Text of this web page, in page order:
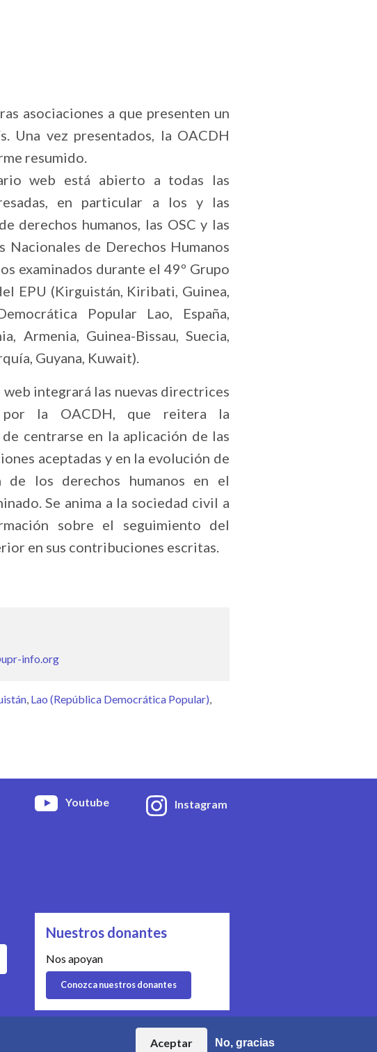
asociaciones a que presenten un
Una vez presentados, la OACDH
resumido.
web está abierto a todas las
en particular a los y las
derechos humanos, las OSC y las
Nacionales de Derechos Humanos
examinados durante el 49º Grupo
EPU (Kirguistán, Kiribati, Guinea,
Popular Lao, España,
Armenia, Guinea-Bissau, Suecia,
Guyana, Kuwait).
web integrará las nuevas directrices
por la OACDH, que reitera la
centrarse en la aplicación de las
aceptadas y en la evolución de
de los derechos humanos en el
Se anima a la sociedad civil a
sobre el seguimiento del
en sus contribuciones escritas.
info.org
Lao (República Democrática Popular)
Youtube Instagram
Nuestros donantes
Nos apoyan
Conozca nuestros donantes
UPR Info | Organización n° CHE-454.230.023
Aceptar No, gracias